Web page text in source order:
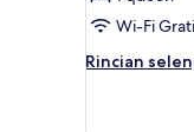
Villa
Buildings)
Wi-Fi
Rincian
Rincian